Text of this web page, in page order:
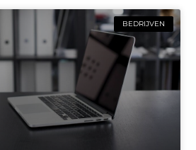
BEDRIJVEN